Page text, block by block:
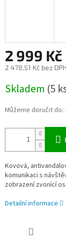
2 999 Kč
2 478,51 Kč bez DPH
cena:
Skladem (5
Můžeme doručit do:
Kovová,
komunikaci s
zobrazení zvonící
Detailní informace